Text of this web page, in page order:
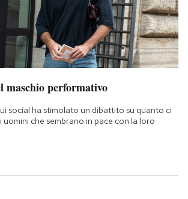
maschio performativo
social ha stimolato un dibattito su quanto ci
uomini che sembrano in pace con la loro